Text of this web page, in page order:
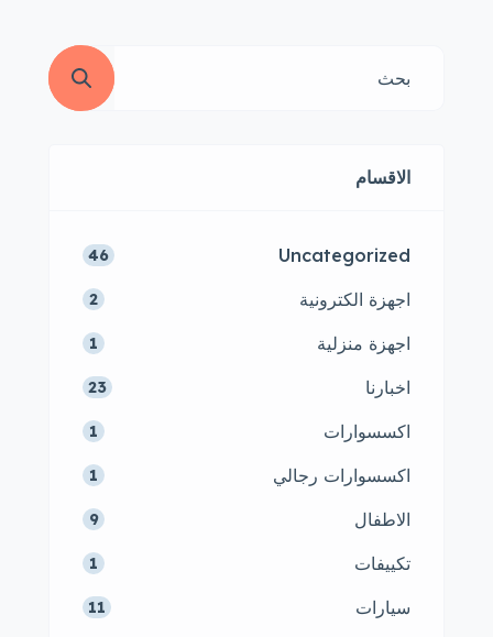
الاقسام
Uncategorized
46
اجهزة الكترونية 2
اجهزة منزلية 1
اخبارنا 23
اكسسوارات 1
اكسسوارات رجالي 1
الاطفال 9
تكييفات 1
سيارات 11